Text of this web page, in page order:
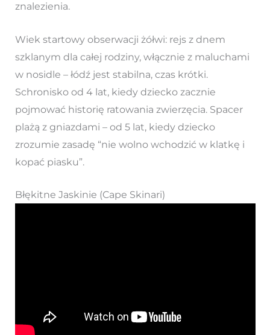
znalezienia.
Wiek startowy obserwacji żółwi: rejs z dnem
szklanym dla całej rodziny, włącznie z maluchami
w nosidle – łódź jest stabilna, czas krótki.
Schronisko od 4 lat, kiedy dziecko zacznie
pojmować historię ratowania zwierzęcia. Spacer
plażą z gniazdami – od 5 lat, kiedy dziecko
zrozumie zasadę “nie wolno wchodzić w klatkę i
kopać piasku”.
Błękitne Jaskinie (Cape Skinari)